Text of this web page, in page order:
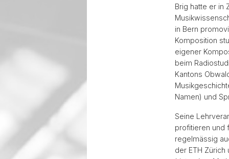
Brig hatte er in
in Bern
Komposition
eigener
beim
Kantons
Namen) und
Seine
profitieren und
regelmässig
der ETH